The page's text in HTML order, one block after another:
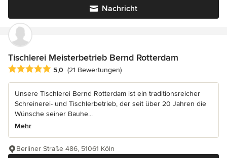
Nachricht
Tischlerei Meisterbetrieb Bernd Rotterdam
Durchschnittliche Bewertung: 5 von 5 Sternen
5,0 (21 Bewertungen)
Unsere Tischlerei Bernd Rotterdam ist ein traditionsreicher
Schreinerei- und Tischlerbetrieb, der seit über 20 Jahren die
Wünsche seiner Bauhe...
Mehr
Berliner Straße 486, 51061 Köln